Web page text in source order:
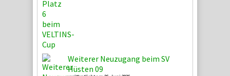
Weiterer Neuzugang beim SV
Hüsten 09